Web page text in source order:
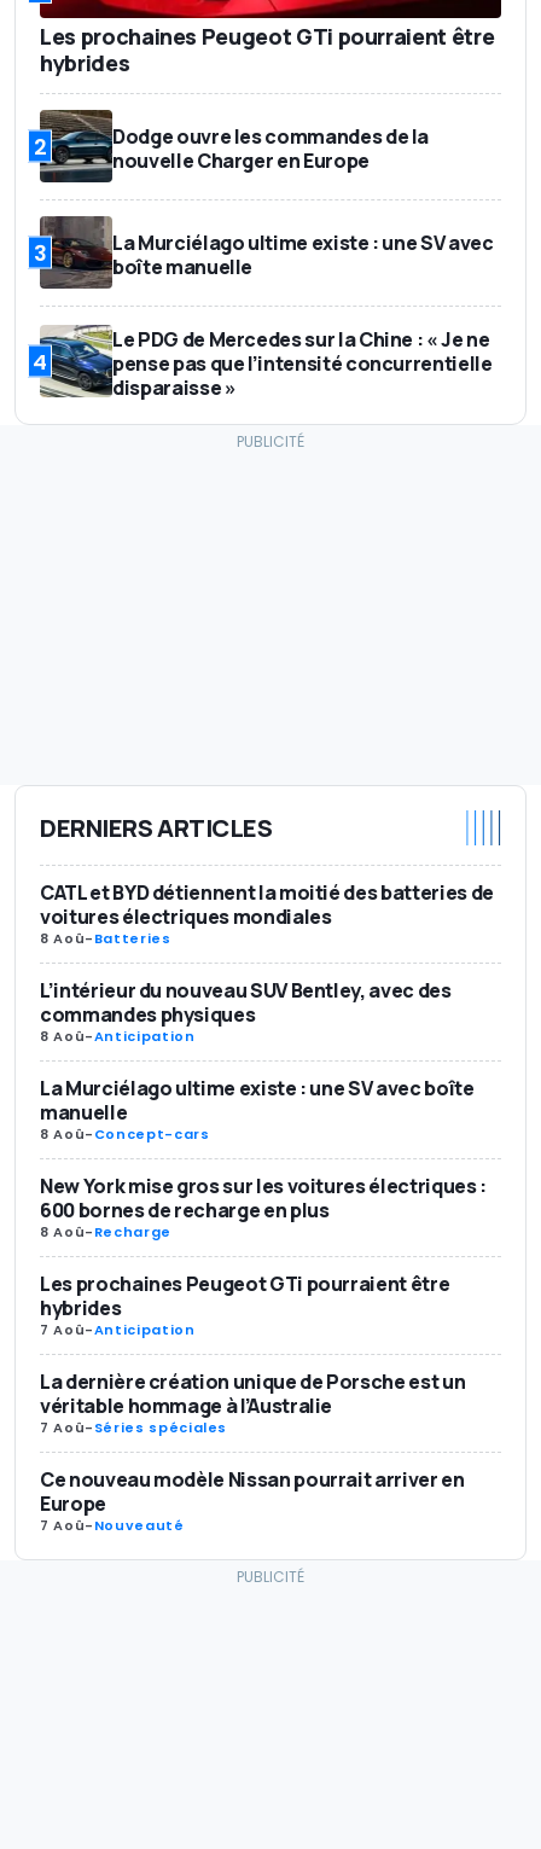
Les prochaines Peugeot GTi pourraient être
hybrides
2
Dodge ouvre les commandes de la
nouvelle Charger en Europe
3
La Murciélago ultime existe : une SV avec
boîte manuelle
4
Le PDG de Mercedes sur la Chine : « Je ne
pense pas que l’intensité concurrentielle
disparaisse »
DERNIERS ARTICLES
CATL et BYD détiennent la moitié des batteries de
voitures électriques mondiales
8 Aoû-Batteries
L’intérieur du nouveau SUV Bentley, avec des
commandes physiques
8 Aoû-Anticipation
La Murciélago ultime existe : une SV avec boîte
manuelle
8 Aoû-Concept-cars
New York mise gros sur les voitures électriques :
600 bornes de recharge en plus
8 Aoû-Recharge
Les prochaines Peugeot GTi pourraient être
hybrides
7 Aoû-Anticipation
La dernière création unique de Porsche est un
véritable hommage à l’Australie
7 Aoû-Séries spéciales
Ce nouveau modèle Nissan pourrait arriver en
Europe
7 Aoû-Nouveauté